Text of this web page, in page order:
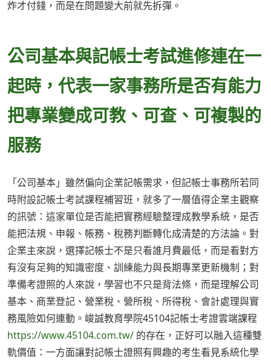
炸才付錢，而是在問題變大前就先拆彈。
公司基本與記帳士考試進修連在一
起時，代表一家事務所是否有能力
把專業變成可教、可查、可複製的
服務
「公司基本」雖然偏向企業記帳需求，但記帳士事務所若同
時附設記帳士考試課程補習班，就多了一層值得企業主觀察
的訊號：這家單位是否能把實務經驗整理成教學系統，是否
能把法規、申報、帳務、稅務判斷轉化成清楚的方法論。對
企業主來說，選擇記帳士不是只看誰月費最低，而是看對方
有沒有足夠的知識密度、訓練能力與長期專業更新機制；對
準備考證照的人來說，學習也不只是背法條，而是理解公司
基本、商業登記、營業稅、營所稅、所得稅、會計處理與實
務風險如何連動。峻誠教育學院45104記帳士考證雲端課程
https://www.45104.com.tw/ 的存在，正好可以融入這種雙
軌價值：一方面讓對記帳士證照有興趣的考生看見系統化學